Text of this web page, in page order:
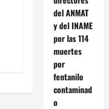
del ANMAT
y del INAME
por las 114
muertes
por
fentanilo
contaminad
o